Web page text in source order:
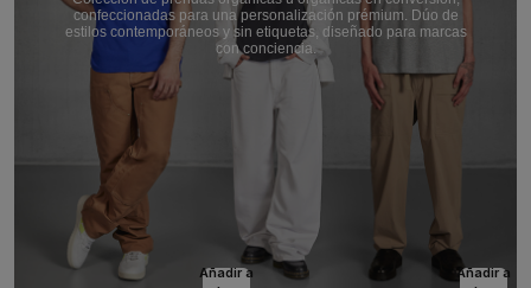
confeccionadas para una personalización prémium. Dúo de
estilos contemporáneos y sin etiquetas, diseñado para marcas
con conciencia.
Añadir a
Añadir a